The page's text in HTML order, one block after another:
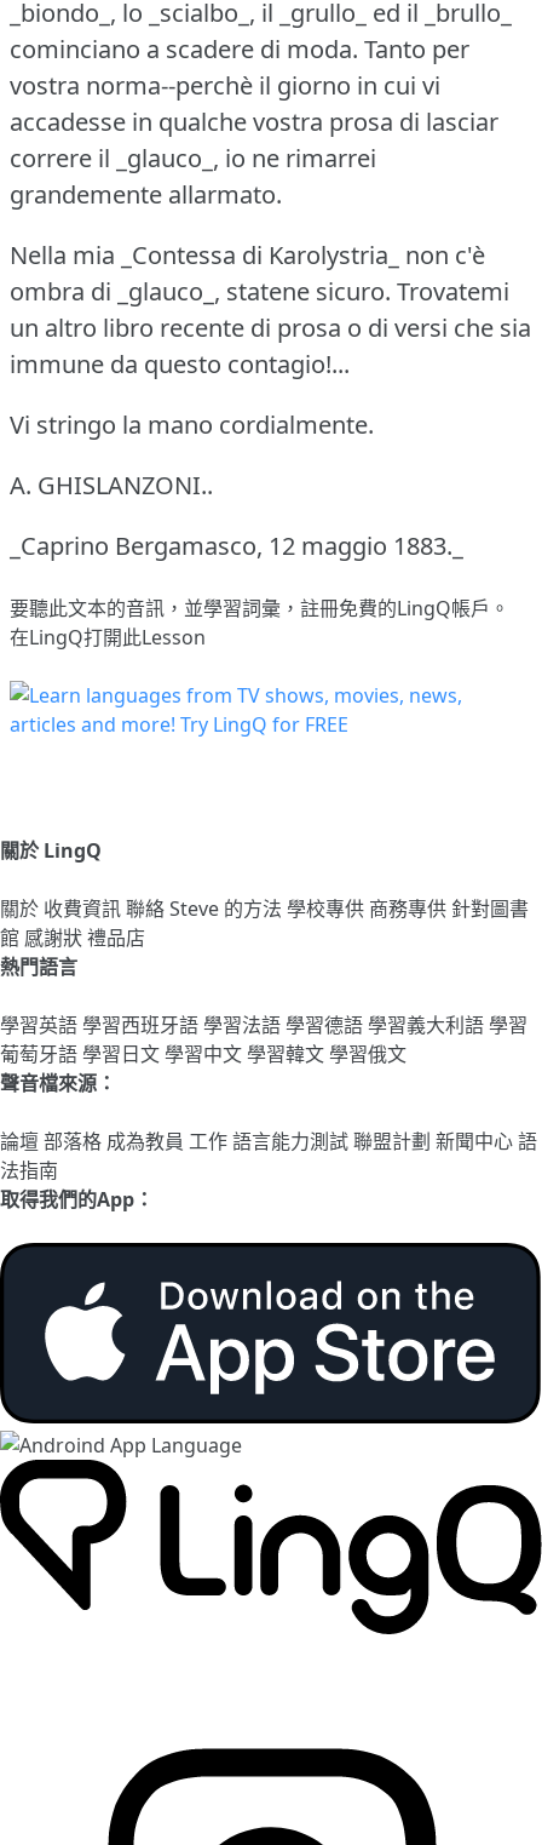
_biondo_, lo _scialbo_, il _grullo_ ed il _brullo_
cominciano a scadere di moda. Tanto per
vostra norma--perchè il giorno in cui vi
accadesse in qualche vostra prosa di lasciar
correre il _glauco_, io ne rimarrei
grandemente allarmato.
Nella mia _Contessa di Karolystria_ non c'è
ombra di _glauco_, statene sicuro. Trovatemi
un altro libro recente di prosa o di versi che sia
immune da questo contagio!...
Vi stringo la mano cordialmente.
A. GHISLANZONI..
_Caprino Bergamasco, 12 maggio 1883._
要聽此文本的音訊，並學習詞彙， 註冊免費的LingQ帳戶。
在LingQ打開此Lesson
關於 LingQ
關於 收費資訊聯絡Steve 的方法 學校專供 商務專供 針對圖書
館 感謝狀禮品店
熱門語言
學習英語學習西班牙語學習法語學習德語學習義大利語學習
葡萄牙語學習日文學習中文學習韓文學習俄文
聲音檔來源：
論壇部落格 成為教員 工作語言能力測試聯盟計劃 新聞中心語
法指南
取得我們的App：